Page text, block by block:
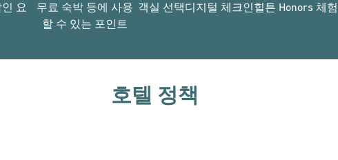
요
무료 숙박 등에 사용
할 수 있는 포인트
객실 선택디지털 체크인힐튼 Honors 체험
호텔 정책